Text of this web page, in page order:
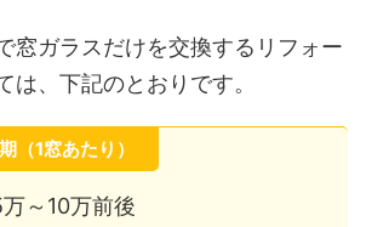
窓ガラスだけを交換するリフォー
は、下記のとおりです。
（1窓あたり）
～10万前後